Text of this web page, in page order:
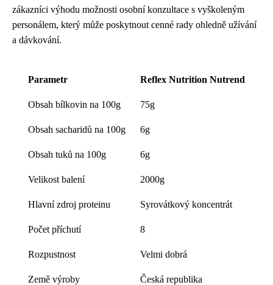
zákazníci výhodu možnosti osobní konzultace s vyškoleným
personálem, který může poskytnout cenné rady ohledně užívání
a dávkování.
Parametr Reflex Nutrition Nutrend
Obsah bílkovin na 100g 75g
Obsah sacharidů na 100g 6g
Obsah tuků na 100g 6g
Velikost balení 2000g
Hlavní zdroj proteinu Syrovátkový koncentrát
Počet příchutí 8
Rozpustnost Velmi dobrá
Země výroby Česká republika